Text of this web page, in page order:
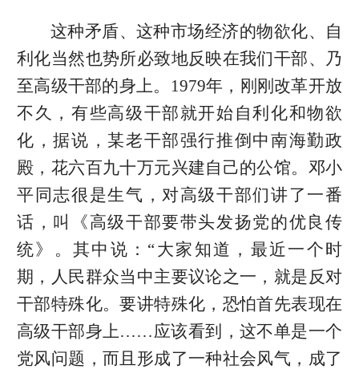
这种矛盾、这种市场经济的物欲化、自
利化当然也势所必致地反映在我们干部、乃
至高级干部的身上。1979年，刚刚改革开放
不久，有些高级干部就开始自利化和物欲
化，据说，某老干部强行推倒中南海勤政
殿，花六百九十万元兴建自己的公馆。邓小
平同志很是生气，对高级干部们讲了一番
话，叫《高级干部要带头发扬党的优良传
统》。其中说：“大家知道，最近一个时
期，人民群众当中主要议论之一，就是反对
干部特殊化。要讲特殊化，恐怕首先表现在
高级干部身上……应该看到，这不单是一个
党风问题，而且形成了一种社会风气，成了